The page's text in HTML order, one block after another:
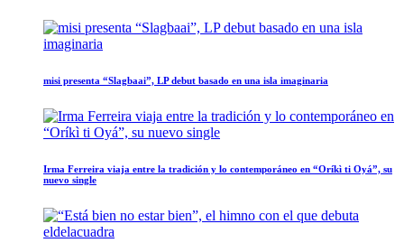
misi presenta “Slagbaai”, LP debut basado en una isla imaginaria
Irma Ferreira viaja entre la tradición y lo contemporáneo en “Oríkì ti Oyá”, su
nuevo single